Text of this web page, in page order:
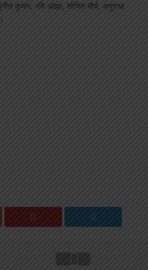
कुमार, रवि ओझा, शोभित मौर्य, अनुराधा